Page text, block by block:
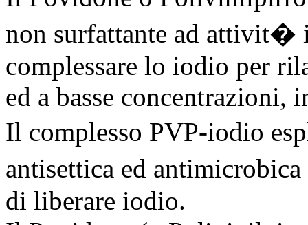
non surfattante ad
complessare lo iodio per
ed a basse concentrazioni,
Il complesso PVP-iodio
antisettica ed
di liberare iodio.